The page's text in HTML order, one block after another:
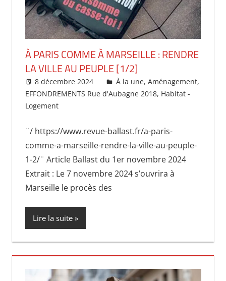
À PARIS COMME À MARSEILLE : RENDRE
LA VILLE AU PEUPLE [1/2]
8 décembre 2024 delfe
À la une, Aménagement,
EFFONDREMENTS Rue d'Aubagne 2018, Habitat -
Logement
¨/ https://www.revue-ballast.fr/a-paris-
comme-a-marseille-rendre-la-ville-au-peuple-
1-2/¨ Article Ballast du 1er novembre 2024
Extrait : Le 7 novembre 2024 s’ouvrira à
Marseille le procès des
Lire la suite